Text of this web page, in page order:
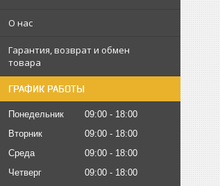
О нас
Гарантия, возврат и обмен
товара
ГРАФИК РАБОТЫ
Понедельник 09:00
18:00
Вторник
09:00
18:00
Среда
09:00
18:00
Четверг
09:00
18:00